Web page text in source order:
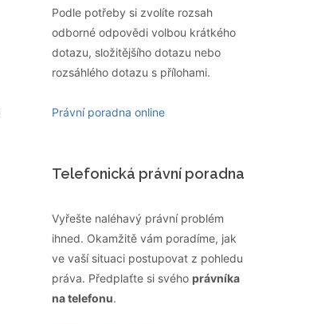
Podle potřeby si zvolíte rozsah
odborné odpovědi volbou krátkého
dotazu, složitějšího dotazu nebo
rozsáhlého dotazu s přílohami.
Právní poradna online
Telefonická právní poradna
Vyřešte naléhavý právní problém
ihned. Okamžitě vám poradíme, jak
ve vaší situaci postupovat z pohledu
práva. Předplaťte si svéhoprávníka
na telefonu.